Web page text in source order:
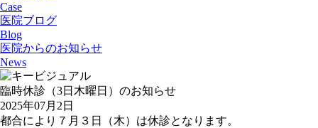
Case
医院ブログ
Blog
医院からのお知らせ
News
臨時休診（3日木曜日）のお知らせ
2025年07月2日
都合により７月３日（木）は休診となります。